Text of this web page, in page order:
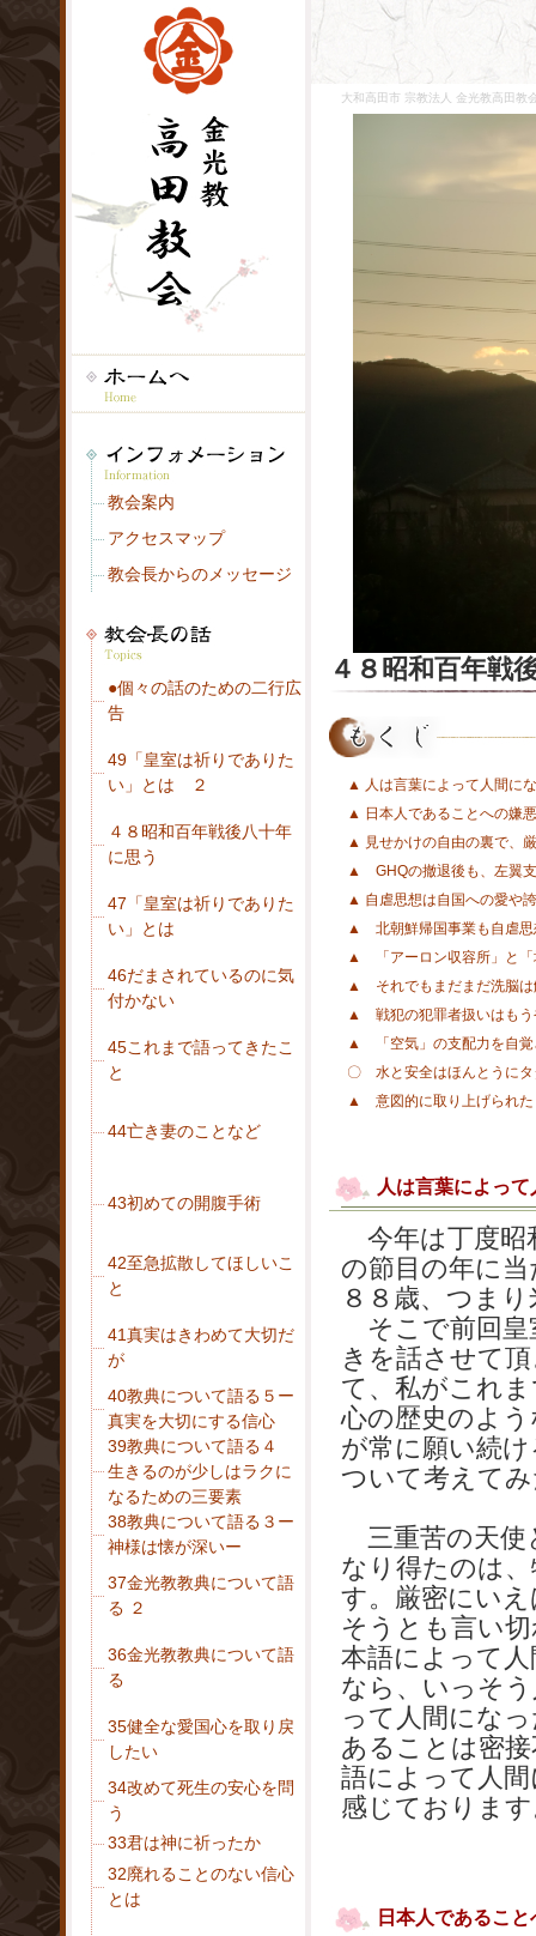
大和高田市 宗教法人 金光教高田教会
教会案内
アクセスマップ
教会長からのメッセージ
●個々の話のための二行広
告
49「皇室は祈りでありた
い」とは ２
４８昭和百年戦後八十年
に思う
47「皇室は祈りでありた
い」とは
46だまされているのに気
付かない
45これまで語ってきたこ
と
44亡き妻のことなど
43初めての開腹手術
42至急拡散してほしいこ
と
41真実はきわめて大切だ
が
40教典について語る５ー
真実を大切にする信心
39教典について語る４
生きるのが少しはラクに
なるための三要素
38教典について語る３ー
神様は懐が深いー
37金光教教典について語
る ２
36金光教教典について語
る
35健全な愛国心を取り戻
したい
34改めて死生の安心を問
う
33君は神に祈ったか
32廃れることのない信心
とは
４８昭和百年戦
▲ 人は言葉によって人間に
▲ 日本人であることへの嫌
▲ 見せかけの自由の裏で、
▲ GHQの撤退後も、左翼
▲ 自虐思想は自国への愛や
▲ 北朝鮮帰国事業も自虐思
▲ 「アーロン収容所」と「
▲ それでもまだまだ洗脳は
▲ 戦犯の犯罪者扱いはもう
▲ 「空気」の支配力を自覚
〇 水と安全はほんとうにタ
▲ 意図的に取り上げられ
人は言葉によっ
今年は丁度昭
の節目の年に
８８歳、つま
そこで前回皇
きを話させて
て、私がこれ
心の歴史のよ
が常に願い続
ついて考えて
三重苦の天使
なり得たのは
す。厳密にい
そうとも言い
本語によって
なら、いっそ
って人間にな
あることは密
語によって人
感じておりま
日本人であるこ